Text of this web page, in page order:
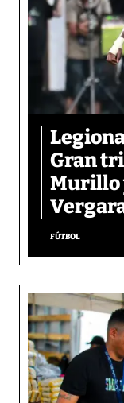
Gran
Murillo
FÚTBOL